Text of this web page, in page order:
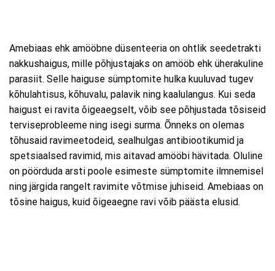
Amebiaas ehk amööbne düsenteeria on ohtlik seedetrakti
nakkushaigus, mille põhjustajaks on amööb ehk üherakuline
parasiit. Selle haiguse sümptomite hulka kuuluvad tugev
kõhulahtisus, kõhuvalu, palavik ning kaalulangus. Kui seda
haigust ei ravita õigeaegselt, võib see põhjustada tõsiseid
terviseprobleeme ning isegi surma. Õnneks on olemas
tõhusaid ravimeetodeid, sealhulgas antibiootikumid ja
spetsiaalsed ravimid, mis aitavad amööbi hävitada. Oluline
on pöörduda arsti poole esimeste sümptomite ilmnemisel
ning järgida rangelt ravimite võtmise juhiseid. Amebiaas on
tõsine haigus, kuid õigeaegne ravi võib päästa elusid.